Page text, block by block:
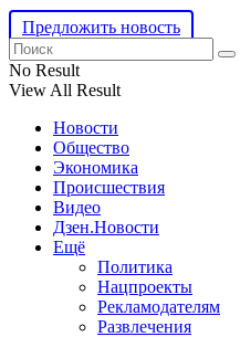
Предложить новость
No Result
View All Result
Новости
Общество
Экономика
Происшествия
Видео
Дзен.Новости
Ещё
Политика
Нацпроекты
Рекламодателям
Развлечения